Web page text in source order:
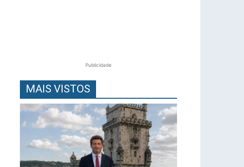
Publicidade
MAIS VISTOS